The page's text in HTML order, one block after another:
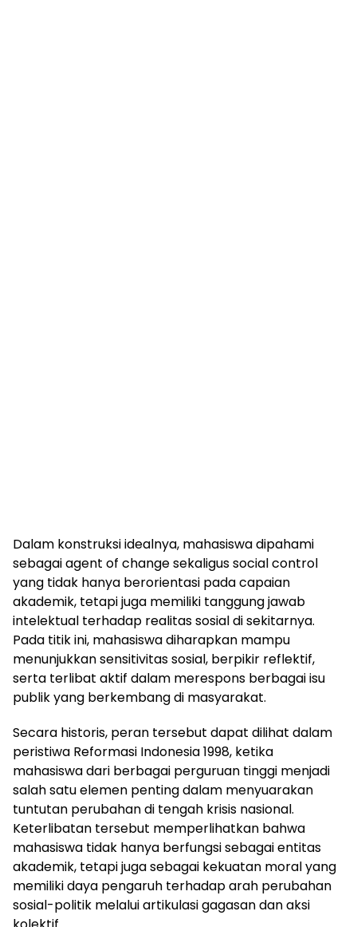
Dalam konstruksi idealnya, mahasiswa dipahami
sebagai agent of change sekaligus social control
yang tidak hanya berorientasi pada capaian
akademik, tetapi juga memiliki tanggung jawab
intelektual terhadap realitas sosial di sekitarnya.
Pada titik ini, mahasiswa diharapkan mampu
menunjukkan sensitivitas sosial, berpikir reflektif,
serta terlibat aktif dalam merespons berbagai isu
publik yang berkembang di masyarakat.
Secara historis, peran tersebut dapat dilihat dalam
peristiwa Reformasi Indonesia 1998, ketika
mahasiswa dari berbagai perguruan tinggi menjadi
salah satu elemen penting dalam menyuarakan
tuntutan perubahan di tengah krisis nasional.
Keterlibatan tersebut memperlihatkan bahwa
mahasiswa tidak hanya berfungsi sebagai entitas
akademik, tetapi juga sebagai kekuatan moral yang
memiliki daya pengaruh terhadap arah perubahan
sosial-politik melalui artikulasi gagasan dan aksi